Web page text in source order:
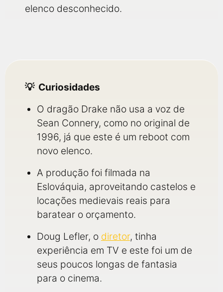
elenco desconhecido.
Curiosidades
O dragão Drake não usa a voz de
Sean Connery, como no original de
1996, já que este é um reboot com
novo elenco.
A produção foi filmada na
Eslováquia, aproveitando castelos e
locações medievais reais para
baratear o orçamento.
Doug Lefler, o diretor, tinha
experiência em TV e este foi um de
seus poucos longas de fantasia
para o cinema.